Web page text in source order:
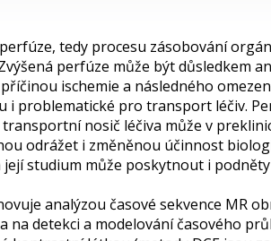
tedy procesu zásobování
perfúze může být důsledkem
ischemie a následného
i problematické pro transport léčiv.
nosič léčiva může v
odrážet i změněnou účinnost
studium může poskytnout i
analýzou časové sekvence MR
na detekci a modelování časového